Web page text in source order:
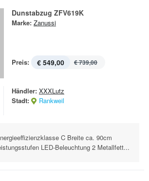
Dunstabzug ZFV619K
Marke: Zanussi
Preis: € 549,00 € 739,00
Händler: XXXLutz
Stadt:
Rankweil
C Breite ca. 90cm
LED-Beleuchtung 2 Metallfett...